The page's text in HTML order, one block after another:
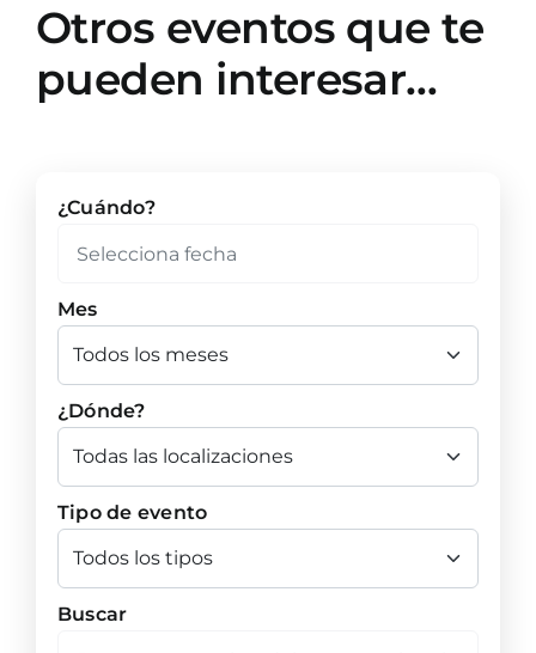
Otros eventos que te
pueden interesar…
¿Cuándo?
Mes
¿Dónde?
Tipo de evento
Buscar